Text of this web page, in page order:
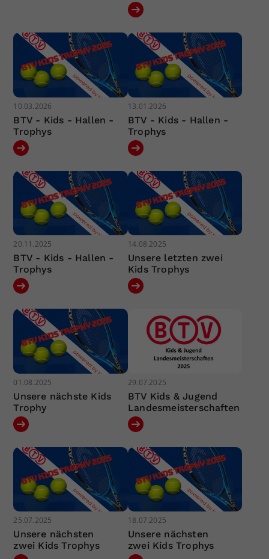
10.03.2026
BTV - Kids - Hallen -
Trophys
13.01.2026
BTV - Kids - Hallen -
Trophys
20.11.2025
BTV - Kids - Hallen -
Trophys
14.08.2025
Unsere letzten zwei
Kids Trophys
01.08.2025
Unsere nächste Kids
Trophy
29.07.2025
BTV Kids & Jugend
Landesmeisterschaften
25.07.2025
Unsere nächsten
zwei Kids Trophys
18.07.2025
Unsere nächsten
zwei Kids Trophys